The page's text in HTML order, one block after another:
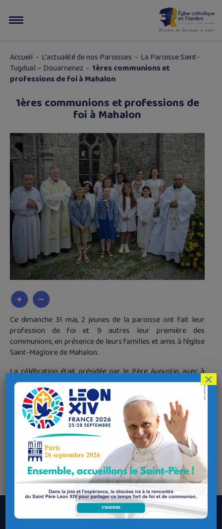
Accueil - L'actualité de nos Paroisses - La Paroisse Saint-
Tugdual – Douarnenez - 1ères communions et
professions de foi à Mahalon
1ères communions et professions de
foi à Mahalon
Ce dimanche 31 mai, 2 jeunes de la paroisse ont fait leur
profession de foi et 9 autres leur première des
communions, en présence de leurs familles et amis à l’église
Saint-Magloire de Mahalon.
La célébration était présidée par le Père Augustin, avec à
ses côtés le Père Jean-Marc. Merci à Clotilde pour
l’animation !
Dimanche prochain au Sacré-Cœur, nous entourerons de
notre présence et de notre prière 15 jeunes qui feront leur
profession de foi et 15 autres qui recevront la première des
communions.
Voici le lien vers l’album photo de la célébration :
https://photos.app.goo.gl/umYKV9P5UctoFYkt7
×